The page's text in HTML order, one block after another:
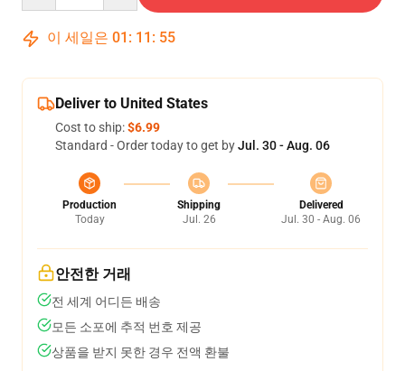
이 세일은 01 : 11 : 54
Deliver to United States
Cost to ship:$6.99
Standard - Order today to get byJul. 30 - Aug. 06
Production
Today
Shipping
Jul. 26
Delivered
Jul. 30 - Aug. 06
안전한 거래
전 세계 어디든 배송
모든 소포에 추적 번호 제공
상품을 받지 못한 경우 전액 환불